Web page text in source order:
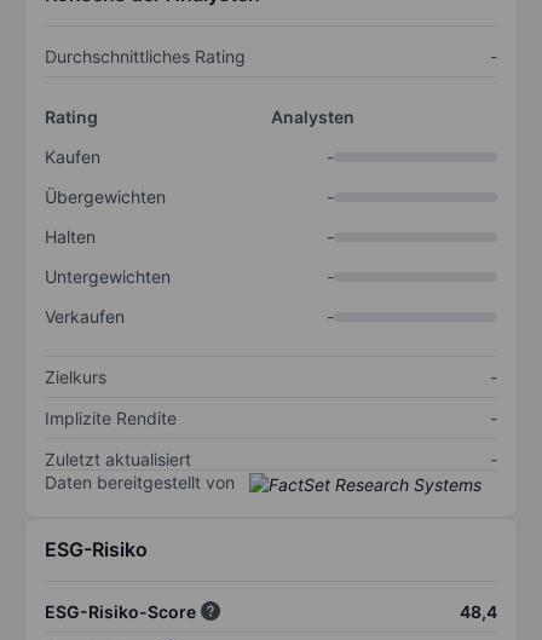
Durchschnittliches Rating -
Rating
Analysten
Kaufen
-
Übergewichten
-
Halten
-
Untergewichten
-
Verkaufen
-
Zielkurs
-
Implizite Rendite
-
Zuletzt aktualisiert
-
Daten bereitgestellt von
ESG-Risiko
ESG-Risiko-Score
48,4